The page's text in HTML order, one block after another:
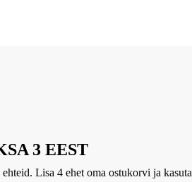
3 EEST
ehteid. Lisa 4 ehet oma ostukorvi ja kasuta